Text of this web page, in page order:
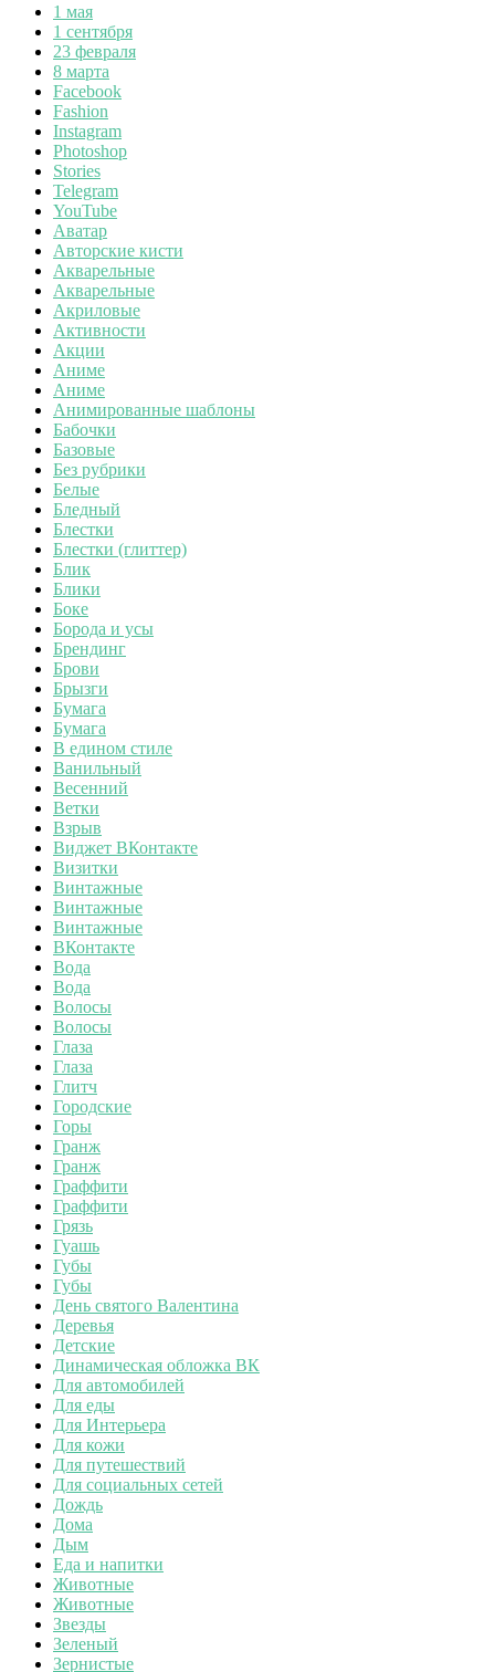
1 мая
1 сентября
23 февраля
8 марта
Facebook
Fashion
Instagram
Photoshop
Stories
Telegram
YouTube
Аватар
Авторские кисти
Акварельные
Акварельные
Акриловые
Активности
Акции
Аниме
Аниме
Анимированные шаблоны
Бабочки
Базовые
Без рубрики
Белые
Бледный
Блестки
Блестки (глиттер)
Блик
Блики
Боке
Борода и усы
Брендинг
Брови
Брызги
Бумага
Бумага
В едином стиле
Ванильный
Весенний
Ветки
Взрыв
Виджет ВКонтакте
Визитки
Винтажные
Винтажные
Винтажные
ВКонтакте
Вода
Вода
Волосы
Волосы
Глаза
Глаза
Глитч
Городские
Горы
Гранж
Гранж
Граффити
Граффити
Грязь
Гуашь
Губы
Губы
День святого Валентина
Деревья
Детские
Динамическая обложка ВК
Для автомобилей
Для еды
Для Интерьера
Для кожи
Для путешествий
Для социальных сетей
Дождь
Дома
Дым
Еда и напитки
Животные
Животные
Звезды
Зеленый
Зернистые